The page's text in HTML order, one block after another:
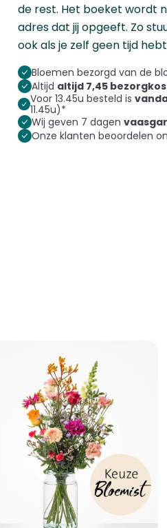
de rest. Het boeket wordt
adres dat jij opgeeft. Zo
ook als je zelf geen tijd
Bloemen bezorgd van de
Altijd altijd 7,45
Voor 13.45u besteld is
11.45u)*
Wij geven 7 dagen
Onze klanten beoordelen